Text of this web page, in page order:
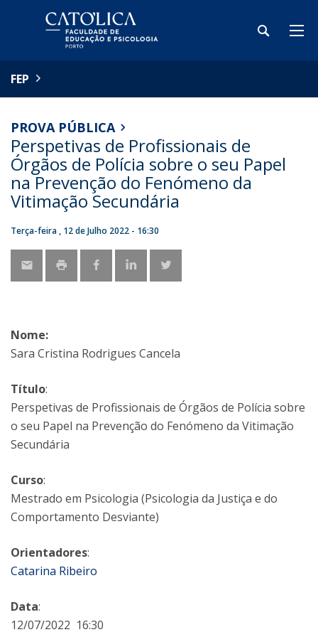
FEP
PROVA PÚBLICA
Perspetivas de Profissionais de
Órgãos de Polícia sobre o seu Papel
na Prevenção do Fenómeno da
Vitimação Secundária
Terça-feira , 12 de Julho 2022 - 16:30
Nome:
Sara Cristina Rodrigues Cancela
Título:
Perspetivas de Profissionais de Órgãos de Polícia sobre
o seu Papel na Prevenção do Fenómeno da Vitimação
Secundária
Curso:
Mestrado em Psicologia (Psicologia da Justiça e do
Comportamento Desviante)
Orientadores:
Catarina Ribeiro
Data:
12/07/2022 16:30